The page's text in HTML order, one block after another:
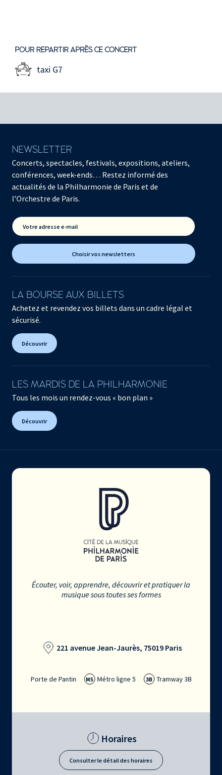
POUR REPARTIR APRÈS CE CONCERT
taxi G7
NEWSLETTER
Concerts, spectacles, festivals, expositions, ateliers,
conférences, week-ends… Restez informé des
actualités de la Philharmonie de Paris et de
l’Orchestre de Paris.
Votre adresse e-mail
Choisir vos newsletters
LA BOURSE AUX BILLETS
Achetez et revendez vos billets dans un cadre légal et
sécurisé.
Découvrir
LES MARDIS DE LA PHILHARMONIE
Tous les mois un rendez-vous « bon plan »
Découvrir
Écouter, voir, apprendre, découvrir et pratiquer la
musique sous toutes ses formes
221 avenue Jean-Jaurès, 75019 Paris
Porte de Pantin M5 Métro ligne 5 3B Tramway 3B
Horaires
Consulter le détail des horaires